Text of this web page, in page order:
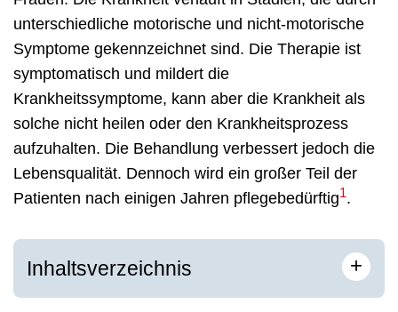
unterschiedliche motorische und nicht-motorische
Symptome gekennzeichnet sind. Die Therapie ist
symptomatisch und mildert die
Krankheitssymptome, kann aber die Krankheit als
solche nicht heilen oder den Krankheitsprozess
aufzuhalten. Die Behandlung verbessert jedoch die
Lebensqualität. Dennoch wird ein großer Teil der
Patienten nach einigen Jahren pflegebedürftig1.
Inhaltsverzeichnis +